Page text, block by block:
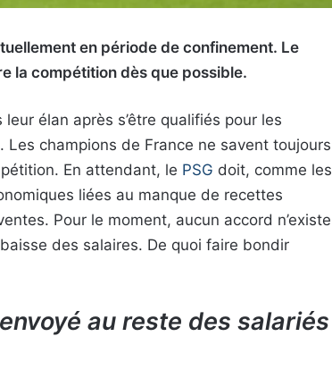
en période de confinement. Le
la compétition dès que possible.
élan après s’être qualifiés pour les
champions de France ne savent toujours
En attendant, le PSG doit, comme les
liées au manque de recettes
Pour le moment, aucun accord n’existe
des salaires. De quoi faire bondir
au reste des salariés